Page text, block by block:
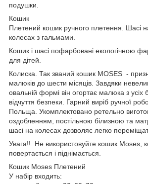
подушки.
Кошик
Плетений кошик ручного плетення. Шасі
колесах з гальмами.
Кошик і шасі пофарбовані екологічною
для дітей.
Колиска. Так званий кошик MOSES -
малюків до шести місяців. Завдяки
овальній формі він огортає малюка з усіх
відчуття безпеки. Гарний виріб ручної
Польща. Укомплектовано ретельно
оздобленням, постільною білизною та
шасі на колесах дозволяє легко
Увага!! Не використовуйте кошик Moses,
повертається і піднімається.
Кошик Moses Плетений
У набір входить: